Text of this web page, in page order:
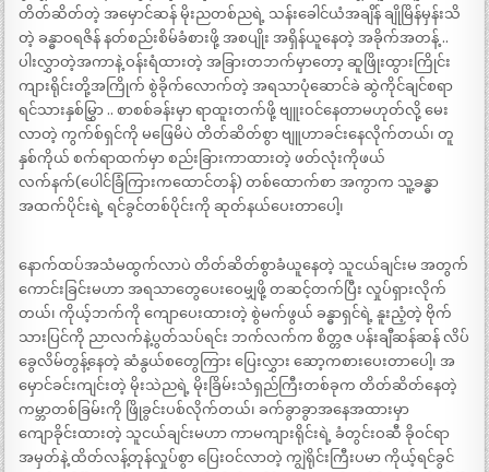
တိတ်ဆိတ်တဲ့ အမှောင်ဆန် မိုးညတစ်ညရဲ့ သန်းခေါင်ယံအချိန် ချိုမြိန်မှန်းသိ
တဲ့ ခန္ဓာဝရဇိန် နတ်စည်းစိမ်ခံစားဖို့ အစပျိုး အရှိန်ယူနေတဲ့ အခိုက်အတန့် ..
ပါးလွှာတဲ့အကာနဲ့ ဝန်းရံထားတဲ့ အခြားတဘက်မှာတော့ ဆူဖြိုးထွားကြိုင်း
ကျားရိုင်းတို့အကြိုက် စွဲခိုက်လောက်တဲ့ အရသာပုံဆောင်ခဲ ဆွဲကိုင်ချင်စရာ
ရင်သားနှစ်မြွှာ .. စာစစ်ခန်းမှာ ရာထူးတက်ဖို့ ဗျူးဝင်နေတာမဟုတ်လို့ မေး
လာတဲ့ ကွက်စ်ရှင်ကို မဖြေမိပဲ တိတ်ဆိတ်စွာ ဗျူဟာခင်းနေလိုက်တယ်၊ တူ
နှစ်ကိုယ် စက်ရာထက်မှာ စည်းခြားကာထားတဲ့ ဖတ်လုံးကိုဖယ်
လက်နက်(ပေါင်ခြံကြားကထောင်တန်) တစ်ထောက်စာ အကွာက သူ့ခန္ဓာ
အထက်ပိုင်းရဲ့ ရင်ခွင်တစ်ပိုင်းကို ဆုတ်နယ်ပေးတာပေါ့၊
နောက်ထပ်အသံမထွက်လာပဲ တိတ်ဆိတ်စွာခံယူနေတဲ့ သူငယ်ချင်းမ အတွက်
ကောင်းခြင်းမဟာ အရသာတွေပေးဝေမျှဖို့ တဆင့်တက်ပြီး လှုပ်ရှားလိုက်
တယ်၊ ကိုယ့်ဘက်ကို ကျောပေးထားတဲ့ စွဲမက်ဖွယ် ခန္ဓာရှင်ရဲ့ နူးညံ့တဲ့ ဗိုက်
သားပြင်ကို ညာလက်နဲ့ပွတ်သပ်ရင်း ဘက်လက်က စိတ္တဇ ပန်းချီဆန်ဆန် လိပ်
ခွေလိမ်တွန့်နေတဲ့ ဆံနွယ်စတွေကြား ပြေးလွှား ဆော့ကစားပေးတာပေါ့၊ အ
မှောင်ခင်းကျင်းတဲ့ မိုးသဲညရဲ့ မိုးခြိမ်းသံရှည်ကြီးတစ်ခုက တိတ်ဆိတ်နေတဲ့
ကမ္ဘာတစ်ခြမ်းကို ဖြိုခွင်းပစ်လိုက်တယ်၊ ခက်ခွာခွာအနေအထားမှာ
ကျောခိုင်းထားတဲ့ သူငယ်ချင်းမဟာ ကာမကျားရိုင်းရဲ့ ခံတွင်းဝဆီ ခိုဝင်ရာ
အမှတ်နဲ့ ထိတ်လန့်တုန်လှုပ်စွာ ပြေးဝင်လာတဲ့ ကျွဲရိုင်းကြီးပမာ ကိုယ့်ရင်ခွင်